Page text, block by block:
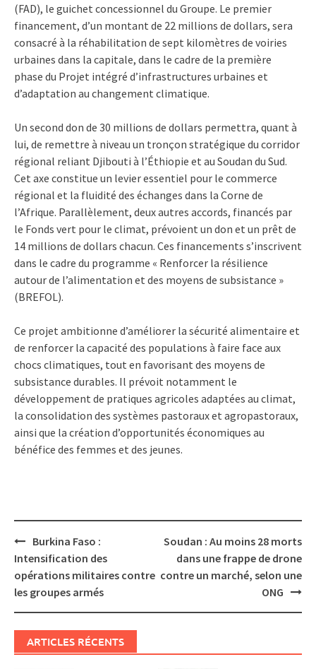
(FAD), le guichet concessionnel du Groupe. Le premier
financement, d’un montant de 22 millions de dollars, sera
consacré à la réhabilitation de sept kilomètres de voiries
urbaines dans la capitale, dans le cadre de la première
phase du Projet intégré d’infrastructures urbaines et
d’adaptation au changement climatique.
Un second don de 30 millions de dollars permettra, quant à
lui, de remettre à niveau un tronçon stratégique du corridor
régional reliant Djibouti à l’Éthiopie et au Soudan du Sud.
Cet axe constitue un levier essentiel pour le commerce
régional et la fluidité des échanges dans la Corne de
l’Afrique. Parallèlement, deux autres accords, financés par
le Fonds vert pour le climat, prévoient un don et un prêt de
14 millions de dollars chacun. Ces financements s’inscrivent
dans le cadre du programme « Renforcer la résilience
autour de l’alimentation et des moyens de subsistance »
(BREFOL).
Ce projet ambitionne d’améliorer la sécurité alimentaire et
de renforcer la capacité des populations à faire face aux
chocs climatiques, tout en favorisant des moyens de
subsistance durables. Il prévoit notamment le
développement de pratiques agricoles adaptées au climat,
la consolidation des systèmes pastoraux et agropastoraux,
ainsi que la création d’opportunités économiques au
bénéfice des femmes et des jeunes.
Post
navigation
Burkina Faso :
Intensification des
opérations militaires contre
les groupes armés
Soudan : Au moins 28 morts
dans une frappe de drone
contre un marché, selon une
ONG
ARTICLES RÉCENTS